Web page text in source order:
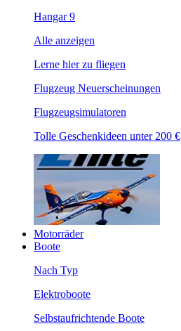
Hangar 9
Alle anzeigen
Lerne hier zu fliegen
Flugzeug Neuerscheinungen
Flugzeugsimulatoren
Tolle Geschenkideen unter 200 €
Motorräder
Boote
Nach Typ
Elektroboote
Selbstaufrichtende Boote